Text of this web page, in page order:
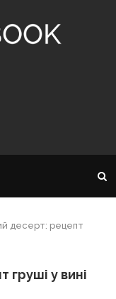
десерт: рецепт
груші у вині